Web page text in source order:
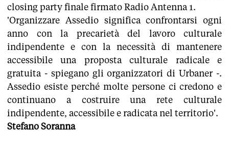
closing party finale firmato Radio Antenna 1.
'Organizzare Assedio significa confrontarsi ogni
anno con la precarietà del lavoro culturale
indipendente e con la necessità di mantenere
accessibile una proposta culturale radicale e
gratuita - spiegano gli organizzatori di Urbaner -.
Assedio esiste perché molte persone ci credono e
continuano a costruire una rete culturale
indipendente, accessibile e radicata nel territorio'.
Stefano Soranna